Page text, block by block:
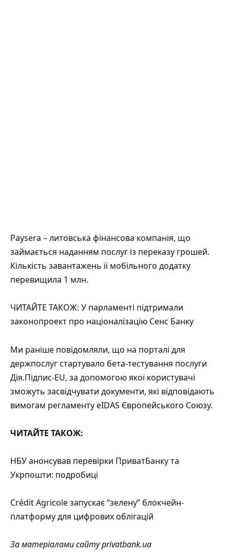
Paysera – литовська фінансова компанія, що
займається наданням послуг із переказу грошей.
Кількість завантажень її мобільного додатку
перевищила 1 млн.
ЧИТАЙТЕ ТАКОЖ: У парламенті підтримали
законопроект про націоналізацію Сенс Банку
Ми раніше повідомляли, що на порталі для
держпослуг стартувало бета-тестування послуги
Дія.Підпис-EU, за допомогою якої користувачі
зможуть засвідчувати документи, які відповідають
вимогам регламенту eIDAS Європейського Союзу.
ЧИТАЙТЕ ТАКОЖ:
НБУ анонсував перевірки ПриватБанку та
Укрпошти: подробиці
Crédit Agricole запускає “зелену” блокчейн-
платформу для цифрових облігацій
За матеріалами сайтуprivatbank.ua